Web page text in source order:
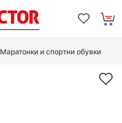
Маратонки и спортни обувки